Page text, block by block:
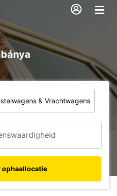
& Vrachtwagens
ophaallocatie